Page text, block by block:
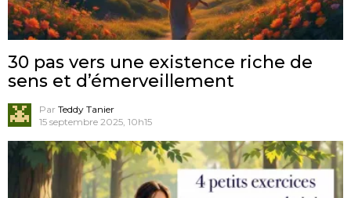
30 pas vers une existence riche de
sens et d’émerveillement
Par Teddy Tanier
15 septembre 2025, 10h15